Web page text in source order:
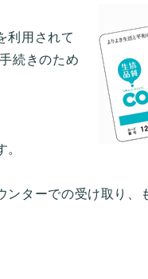
利用されて
続きのため
ターでの受け取り、